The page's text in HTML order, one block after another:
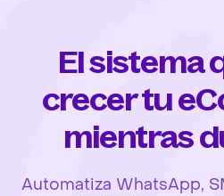
El sistema
crecer tu
mientras
Automatiza WhatsApp,